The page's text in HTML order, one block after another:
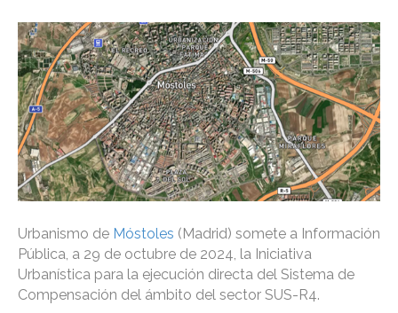
Urbanismo de Móstoles (Madrid) somete a Información
Pública, a 29 de octubre de 2024, la Iniciativa
Urbanística para la ejecución directa del Sistema de
Compensación del ámbito del sector SUS-R4.